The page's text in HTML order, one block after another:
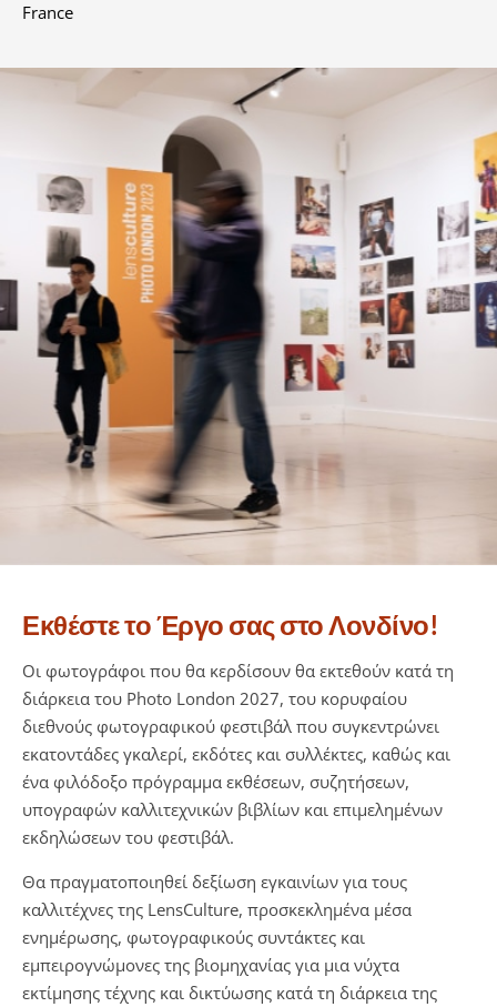
France
Εκθέστε το Έργο σας στο Λονδίνο!
Οι φωτογράφοι που θα κερδίσουν θα εκτεθούν κατά τη
διάρκεια του Photo London 2027, του κορυφαίου
διεθνούς φωτογραφικού φεστιβάλ που συγκεντρώνει
εκατοντάδες γκαλερί, εκδότες και συλλέκτες, καθώς και
ένα φιλόδοξο πρόγραμμα εκθέσεων, συζητήσεων,
υπογραφών καλλιτεχνικών βιβλίων και επιμελημένων
εκδηλώσεων του φεστιβάλ.
Θα πραγματοποιηθεί δεξίωση εγκαινίων για τους
καλλιτέχνες της LensCulture, προσκεκλημένα μέσα
ενημέρωσης, φωτογραφικούς συντάκτες και
εμπειρογνώμονες της βιομηχανίας για μια νύχτα
εκτίμησης τέχνης και δικτύωσης κατά τη διάρκεια της